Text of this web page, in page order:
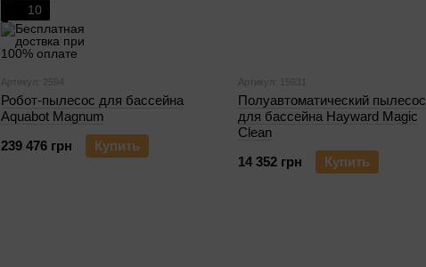
10
Артикул: 2594
Робот-пылесоc для бассейна
Aquabot Magnum
239 476 грн
Купить
Артикул: 15931
Полуавтоматический пылесос
для бассейна Hayward Magic
Clean
14 352 грн
Купить